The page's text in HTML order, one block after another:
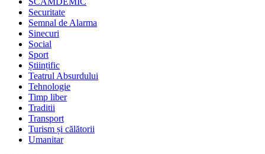
Securitate
Semnal de Alarma
Sinecuri
Social
Sport
Științific
Teatrul Absurdului
Tehnologie
Timp liber
Traditii
Transport
Turism și călătorii
Umanitar